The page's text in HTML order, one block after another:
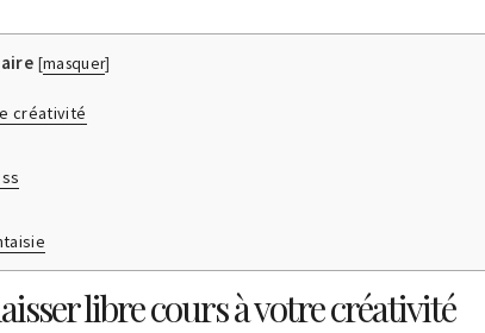
[masquer]
créativité
libre cours à votre créativité